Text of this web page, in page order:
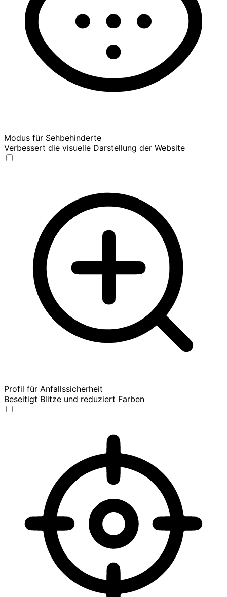
Modus für Sehbehinderte
Verbessert die visuelle Darstellung der Website
Profil für Anfallssicherheit
Beseitigt Blitze und reduziert Farben